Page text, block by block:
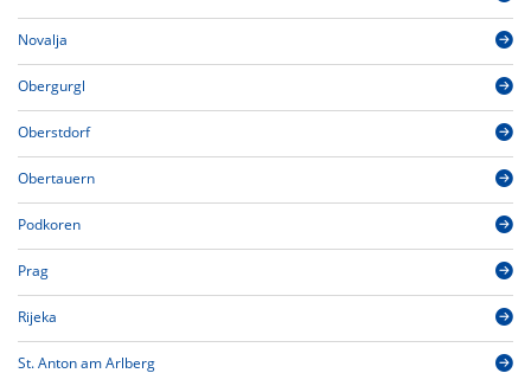
Novalja
Obergurgl
Oberstdorf
Obertauern
Podkoren
Prag
Rijeka
St. Anton am Arlberg